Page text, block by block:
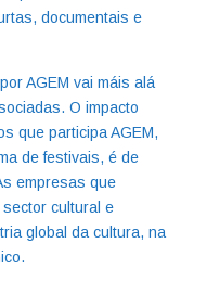
documentais e
AGEM vai máis alá
O impacto
que participa AGEM,
de festivais, é de
empresas que
cultural e
global da cultura, na